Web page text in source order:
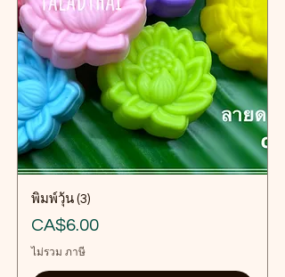
พิมพ์วุ้น (3)
ราคา
CA$6.00
ไม่รวม ภาษี